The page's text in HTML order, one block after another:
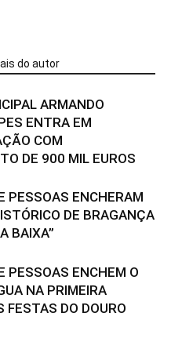
do autor
ARMANDO
ENTRA EM
COM
DE 900 MIL EUROS
PESSOAS ENCHERAM
DE BRAGANÇA
BAIXA”
PESSOAS ENCHEM O
NA PRIMEIRA
FESTAS DO DOURO